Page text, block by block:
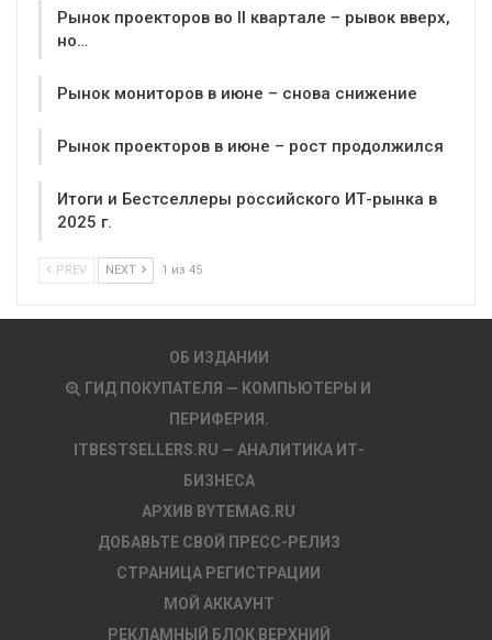
Рынок проекторов во II квартале – рывок вверх,
но…
Рынок мониторов в июне – снова снижение
Рынок проекторов в июне – рост продолжился
Итоги и Бестселлеры российского ИТ-рынка в
2025 г.
PREV NEXT 1 из 45
ОБ ИЗДАНИИ
ГИД ПОКУПАТЕЛЯ — КОМПЬЮТЕРЫ И
ПЕРИФЕРИЯ.
ITBESTSELLERS.RU — АНАЛИТИКА ИТ-
БИЗНЕСА
АРХИВ BYTEMAG.RU
ДОБАВЬТЕ СВОЙ ПРЕСС-РЕЛИЗ
СТРАНИЦА РЕГИСТРАЦИИ
МОЙ АККАУНТ
РЕКЛАМНЫЙ БЛОК ВЕРХНИЙ